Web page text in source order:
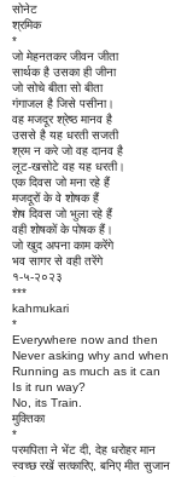
सोनेट
श्रमिक
*
जो मेहनतकर जीवन जीता
सार्थक है उसका ही जीना
जो सोचे बीता सो बीता
गंगाजल है जिसे पसीना।
वह मजदूर श्रेष्ठ मानव है
उससे है यह धरती सजती
श्रम न करे जो वह दानव है
लूट-खसोटे वह यह धरती।
एक दिवस जो मना रहे हैं
मजदूरों के वे शोषक हैं
शेष दिवस जो भुला रहे हैं
वही शोषकों के पोषक हैं।
जो खुद अपना काम करेंगे
भव सागर से वही तरेंगे
१-५-२०२३
***
kahmukari
*
Everywhere now and then
Never asking why and when
Running as much as it can
Is it run way?
No, its Train.
मुक्तिका
*
परमपिता ने भेंट दी, देह धरोहर मान
स्वच्छ रखें सत्कारिए, बनिए मीत सुजान